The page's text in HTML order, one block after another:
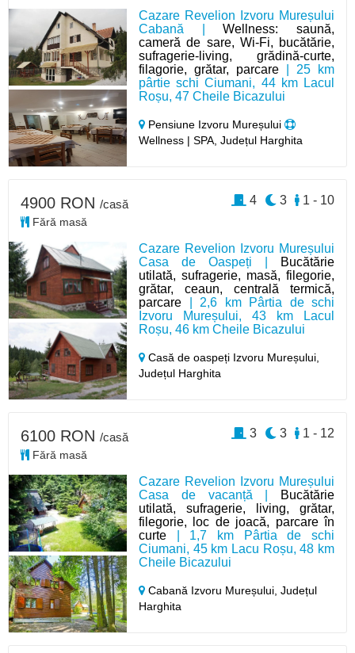
Cazare Revelion Izvoru Mureșului
Cabană |Wellness: saună,
cameră de sare, Wi-Fi, bucătărie,
sufragerie-living, grădină-curte,
filagorie, grătar, parcare | 25 km
pârtie schi Ciumani, 44 km Lacul
Roșu, 47 Cheile Bicazului
Pensiune Izvoru Mureșului
Wellness | SPA, Județul Harghita
Cazare Revelion Izvoru Mureșului
Casa de Oaspeți |
Bucătărie
utilată, sufragerie, masă, filegorie,
grătar, ceaun, centrală termică,
parcare | 2,6 km Pârtia de schi
Izvoru Mureșului, 43 km Lacul
Roșu, 46 km Cheile Bicazului
Casă de oaspeți Izvoru Mureșului,
Județul Harghita
4900 RON /casă
Fără masă
1 - 10
3
4
Cazare Revelion Izvoru Mureșului
Casa de vacanță |
Bucătărie
utilată, sufragerie, living, grătar,
filegorie, loc de joacă, parcare în
curte | 1,7 km Pârtia de schi
Ciumani, 45 km Lacu Roșu, 48 km
Cheile Bicazului
Cabană Izvoru Mureșului,Județul
Harghita
6100 RON /casă
Fără masă
1 - 12
3
3